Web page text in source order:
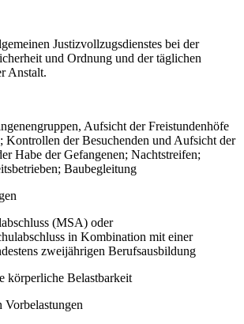
Justizvollzugsdienstes bei der
und Ordnung und der täglichen
Anstalt.
Aufsicht der Freistundenhöfe
Kontrollen der Besuchenden und Aufsicht der
Habe der Gefangenen; Nachtstreifen;
Baubegleitung
(MSA) oder
in Kombination mit einer
zweijährigen Berufsausbildung
körperliche Belastbarkeit
Vorbelastungen